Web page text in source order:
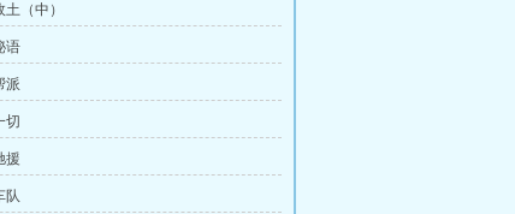
（中）
语
派
切
援
队